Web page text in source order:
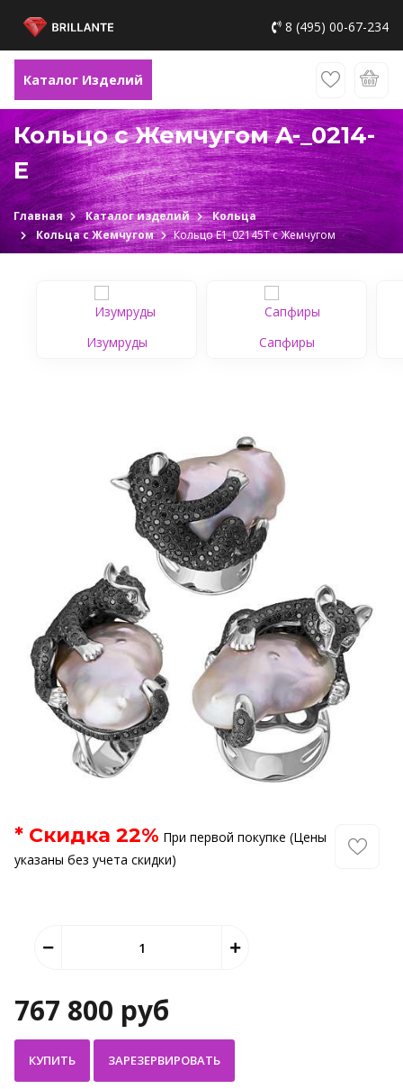
8 (495) 00-67-234
Каталог Изделий
Кольцо с Жемчугом A-_0214-
E
Главная Каталог изделий
Кольца
Кольца с Жемчугом
Кольцо Е1_02145Т c Жемчугом
Изумруды Сапфиры
* Скидка 22% При первой покупке (Цены
указаны без учета скидки)
767 800 руб
КУПИТЬ